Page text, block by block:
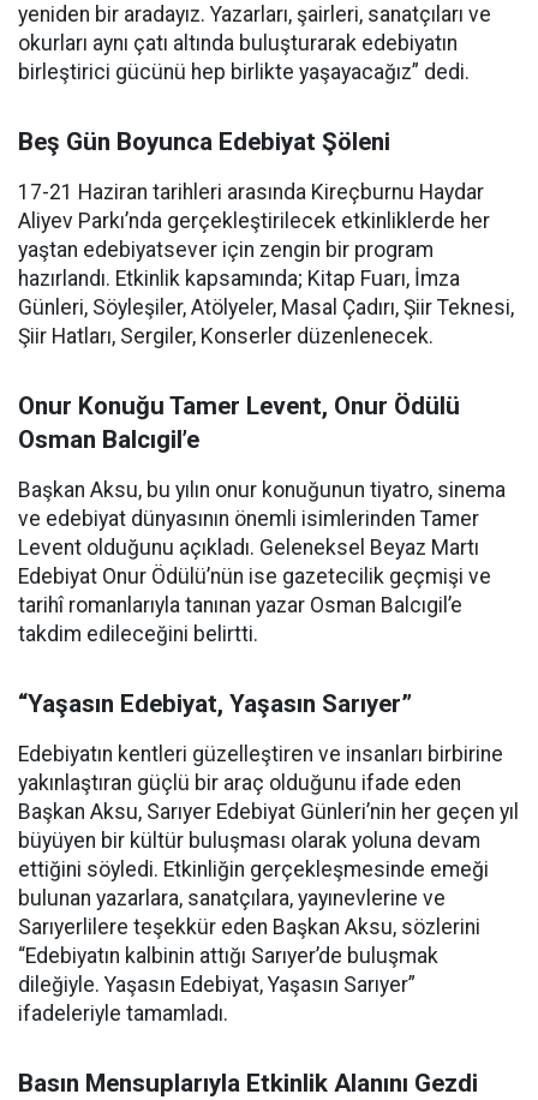
yeniden bir aradayız. Yazarları, şairleri, sanatçıları ve
okurları aynı çatı altında buluşturarak edebiyatın
birleştirici gücünü hep birlikte yaşayacağız” dedi.
Beş Gün Boyunca Edebiyat Şöleni
17-21 Haziran tarihleri arasında Kireçburnu Haydar
Aliyev Parkı’nda gerçekleştirilecek etkinliklerde her
yaştan edebiyatsever için zengin bir program
hazırlandı. Etkinlik kapsamında; Kitap Fuarı, İmza
Günleri, Söyleşiler, Atölyeler, Masal Çadırı, Şiir Teknesi,
Şiir Hatları, Sergiler, Konserler düzenlenecek.
Onur Konuğu Tamer Levent, Onur Ödülü
Osman Balcıgil’e
Başkan Aksu, bu yılın onur konuğunun tiyatro, sinema
ve edebiyat dünyasının önemli isimlerinden Tamer
Levent olduğunu açıkladı. Geleneksel Beyaz Martı
Edebiyat Onur Ödülü’nün ise gazetecilik geçmişi ve
tarihî romanlarıyla tanınan yazar Osman Balcıgil’e
takdim edileceğini belirtti.
“Yaşasın Edebiyat, Yaşasın Sarıyer”
Edebiyatın kentleri güzelleştiren ve insanları birbirine
yakınlaştıran güçlü bir araç olduğunu ifade eden
Başkan Aksu, Sarıyer Edebiyat Günleri’nin her geçen yıl
büyüyen bir kültür buluşması olarak yoluna devam
ettiğini söyledi. Etkinliğin gerçekleşmesinde emeği
bulunan yazarlara, sanatçılara, yayınevlerine ve
Sarıyerlilere teşekkür eden Başkan Aksu, sözlerini
“Edebiyatın kalbinin attığı Sarıyer’de buluşmak
dileğiyle. Yaşasın Edebiyat, Yaşasın Sarıyer”
ifadeleriyle tamamladı.
Basın Mensuplarıyla Etkinlik Alanını Gezdi